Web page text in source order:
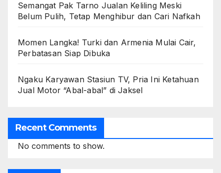
Semangat Pak Tarno Jualan Keliling Meski
Belum Pulih, Tetap Menghibur dan Cari Nafkah
Momen Langka! Turki dan Armenia Mulai Cair,
Perbatasan Siap Dibuka
Ngaku Karyawan Stasiun TV, Pria Ini Ketahuan
Jual Motor “Abal-abal” di Jaksel
Recent Comments
No comments to show.